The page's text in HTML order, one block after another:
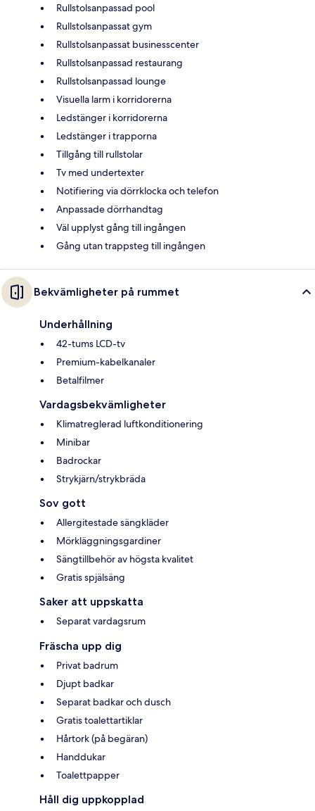
Rullstolsanpassad pool
Rullstolsanpassat gym
Rullstolsanpassat businesscenter
Rullstolsanpassad restaurang
Rullstolsanpassad lounge
Visuella larm i korridorerna
Ledstänger i korridorerna
Ledstänger i trapporna
Tillgång till rullstolar
Tv med undertexter
Notifiering via dörrklocka och telefon
Anpassade dörrhandtag
Väl upplyst gång till ingången
Gång utan trappsteg till ingången
Bekvämligheter på rummet
Underhållning
42-tums LCD-tv
Premium-kabelkanaler
Betalfilmer
Vardagsbekvämligheter
Klimatreglerad luftkonditionering
Minibar
Badrockar
Strykjärn/strykbräda
Sov gott
Allergitestade sängkläder
Mörkläggningsgardiner
Sängtillbehör av högsta kvalitet
Gratis spjälsäng
Saker att uppskatta
Separat vardagsrum
Fräscha upp dig
Privat badrum
Djupt badkar
Separat badkar och dusch
Gratis toalettartiklar
Hårtork (på begäran)
Handdukar
Toalettpapper
Håll dig uppkopplad